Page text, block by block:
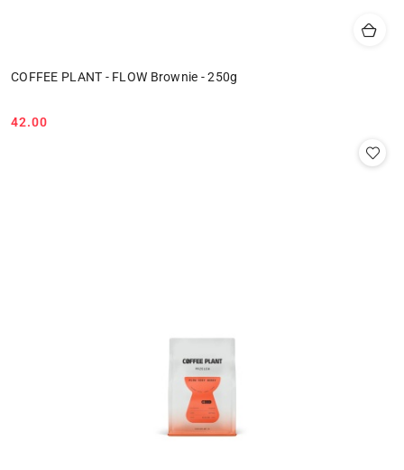
COFFEE PLANT - FLOW Brownie - 250g
Cena:
42.00